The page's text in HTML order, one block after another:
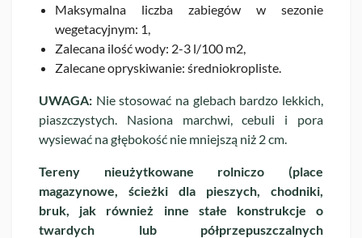
Maksymalna liczba zabiegów w sezonie
wegetacyjnym: 1,
Zalecana ilość wody: 2-3 l/100 m2,
Zalecane opryskiwanie: średniokropliste.
UWAGA: Nie stosować na glebach bardzo lekkich,
piaszczystych. Nasiona marchwi, cebuli i pora
wysiewać na głębokość nie mniejszą niż 2 cm.
Tereny nieużytkowane rolniczo (place
magazynowe, ścieżki dla pieszych, chodniki,
bruk, jak również inne stałe konstrukcje o
twardych lub półprzepuszczalnych